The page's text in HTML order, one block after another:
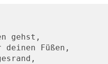
gehst,
Füßen,